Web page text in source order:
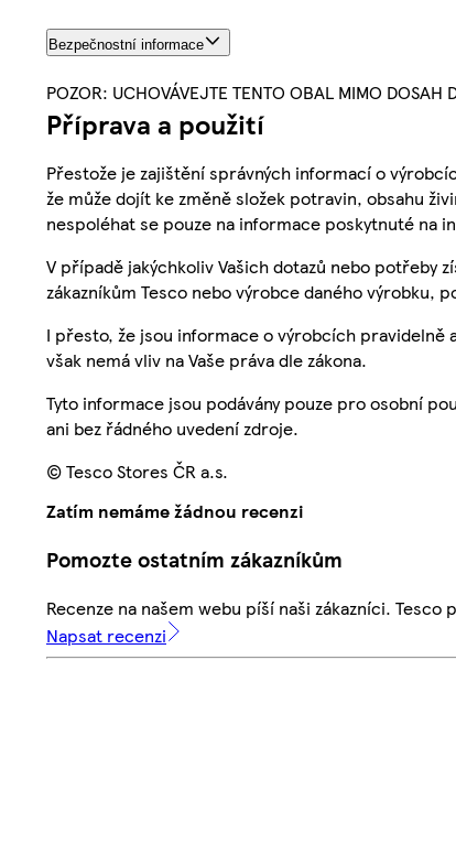
Bezpečnostní informace
POZOR: UCHOVÁVEJTE TENTO OBAL MIMO
Příprava a použití
Přestože je zajištění správných informací o
že může dojít ke změně složek potravin, obsahu
nespoléhat se pouze na informace poskytnuté na
V případě jakýchkoliv Vašich dotazů nebo potřeby
zákazníkům Tesco nebo výrobce daného výrobku,
I přesto, že jsou informace o výrobcích pravidelně
však nemá vliv na Vaše práva dle zákona.
Tyto informace jsou podávány pouze pro osobní
ani bez řádného uvedení zdroje.
© Tesco Stores ČR a.s.
Zatím nemáme žádnou recenzi
Pomozte ostatním zákazníkům
Recenze na našem webu píší naši zákazníci.
Napsat recenzi